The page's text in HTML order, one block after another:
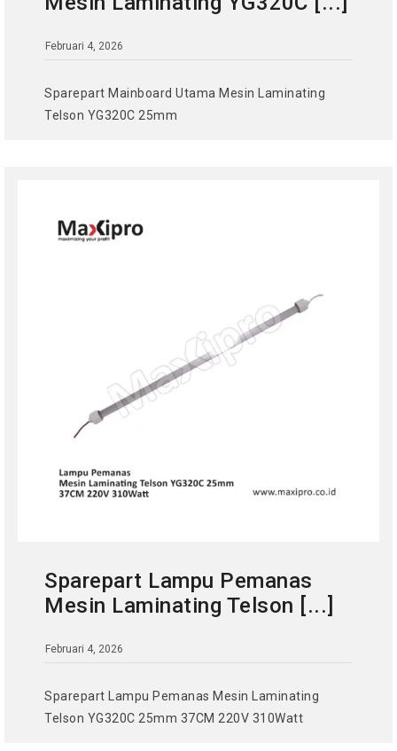
Februari 4, 2026
Sparepart Mainboard Utama Mesin Laminating
Telson YG320C 25mm
Sparepart Lampu Pemanas
Mesin Laminating Telson [...]
Februari 4, 2026
Sparepart Lampu Pemanas Mesin Laminating
Telson YG320C 25mm 37CM 220V 310Watt